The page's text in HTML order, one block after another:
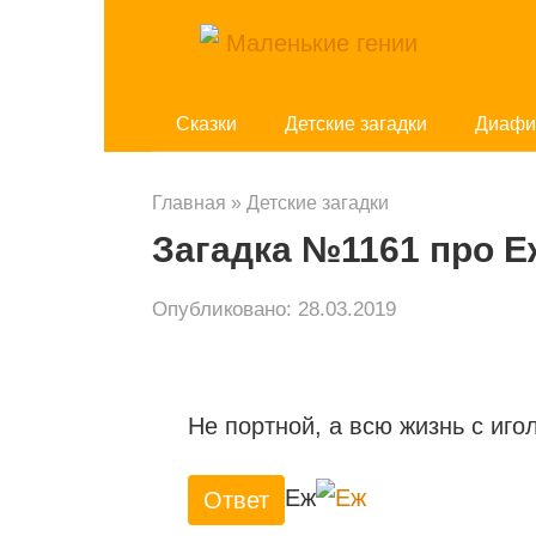
Cказки Детские загадки
Главная » Детские загадки
Загадка №1161 про
Опубликовано: 28.03.2019
Не портной, а всю жизнь с
Ответ Еж